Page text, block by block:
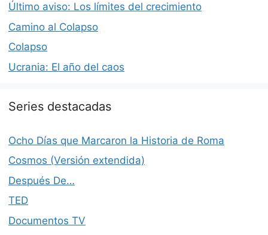
Último aviso: Los límites del crecimiento
Camino al Colapso
Colapso
Ucrania: El año del caos
Series destacadas
Ocho Días que Marcaron la Historia de Roma
Cosmos (Versión extendida)
Después De…
TED
Documentos TV